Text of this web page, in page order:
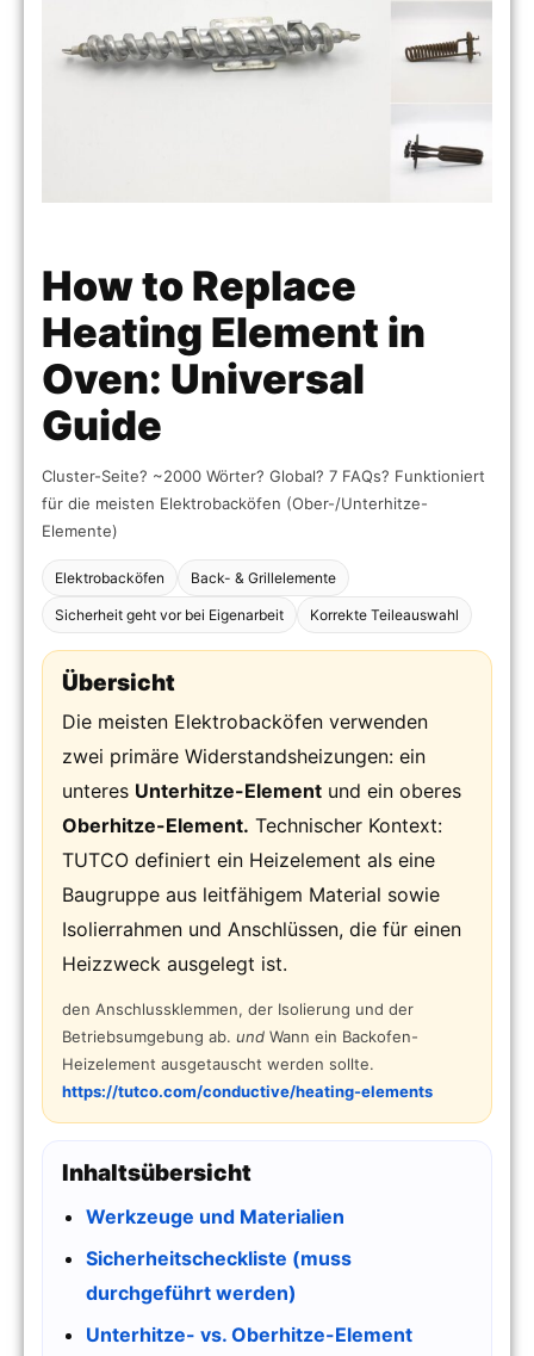
How to Replace
Heating Element in
Oven: Universal
Guide
Cluster-Seite? ~2000 Wörter? Global? 7 FAQs? Funktioniert
für die meisten Elektrobacköfen (Ober-/Unterhitze-
Elemente)
Elektrobacköfen Back- & Grillelemente
Sicherheit geht vor bei Eigenarbeit Korrekte Teileauswahl
Übersicht
Die meisten Elektrobacköfen verwenden
zwei primäre Widerstandsheizungen: ein
unteres Unterhitze-Element und ein oberes
Oberhitze-Element. Technischer Kontext:
TUTCO definiert ein Heizelement als eine
Baugruppe aus leitfähigem Material sowie
Isolierrahmen und Anschlüssen, die für einen
Heizzweck ausgelegt ist.
den Anschlussklemmen, der Isolierung und der
Betriebsumgebung ab. und Wann ein Backofen-
Heizelement ausgetauscht werden sollte.
https://tutco.com/conductive/heating-elements
Inhaltsübersicht
Werkzeuge und Materialien
Sicherheitscheckliste (muss
durchgeführt werden)
Unterhitze- vs. Oberhitze-Element